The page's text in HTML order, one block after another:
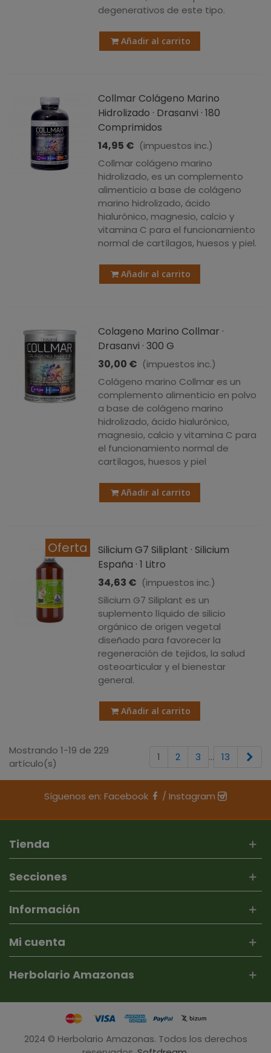
degenerativos de este tipo.
Añadir al carrito
Collmar Colágeno Marino
Hidrolizado · Drasanvi · 180
Comprimidos
14,95 € (impuestos inc.)
Collmar colágeno marino
hidrolizado, es un complemento
alimenticio a base de colágeno
marino hidrolizado, ácido
hialurónico, magnesio, calcio y
vitamina C para el funcionamiento
normal de cartílagos, huesos y piel.
Añadir al carrito
Colageno Marino Collmar ·
Drasanvi · 300 G
30,00 € (impuestos inc.)
Colágeno marino Collmar es un
complemento alimenticio en polvo
a base de colágeno marino
hidrolizado, ácido hialurónico,
magnesio, calcio y vitamina C para
el funcionamiento normal de
cartílagos, huesos y piel
Añadir al carrito
Oferta
Silicium G7 Siliplant · Silicium
España · 1 Litro
34,63 € (impuestos inc.)
Silicium G7 Siliplant es un
suplemento líquido de silicio
orgánico de origen vegetal
diseñado para favorecer la
regeneración de tejidos, la salud
osteoarticular y el bienestar
general.
Añadir al carrito
Mostrando 1-19 de 229
artículo(s)
1 2 3 … 13
Síguenos en: Facebook / Instagram
Tienda
Secciones
Información
Mi cuenta
Herbolario Amazonas
2024 © Herbolario Amazonas. Todos los derechos